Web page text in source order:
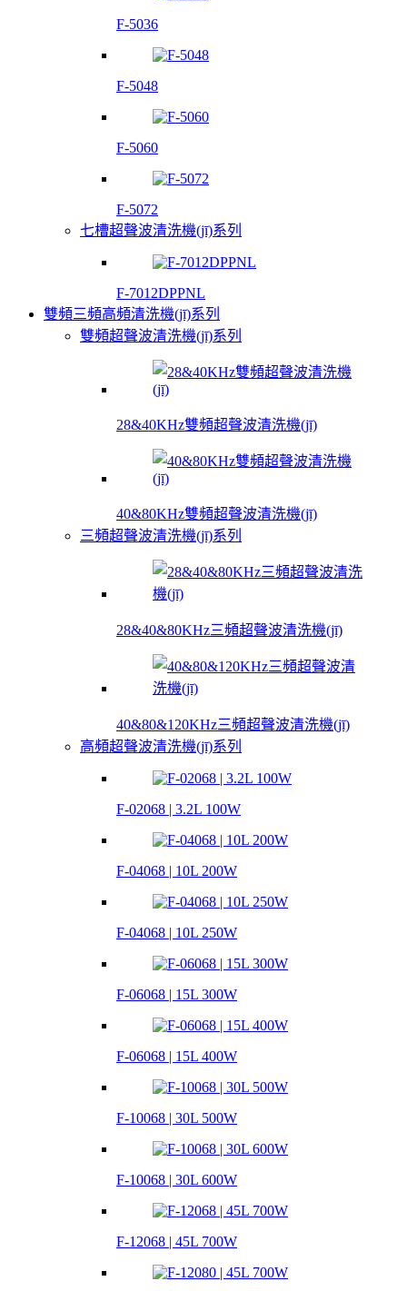
F-5036
F-5048
F-5060
F-5072
七槽超聲波清洗機(jī)系列
F-7012DPPNL
雙頻三頻高頻清洗機(jī)系列
雙頻超聲波清洗機(jī)系列
28&40KHz雙頻超聲波清洗機(jī)
40&80KHz雙頻超聲波清洗機(jī)
三頻超聲波清洗機(jī)系列
28&40&80KHz三頻超聲波清洗機(jī)
40&80&120KHz三頻超聲波清洗機(jī)
高頻超聲波清洗機(jī)系列
F-02068 | 3.2L 100W
F-04068 | 10L 200W
F-04068 | 10L 250W
F-06068 | 15L 300W
F-06068 | 15L 400W
F-10068 | 30L 500W
F-10068 | 30L 600W
F-12068 | 45L 700W